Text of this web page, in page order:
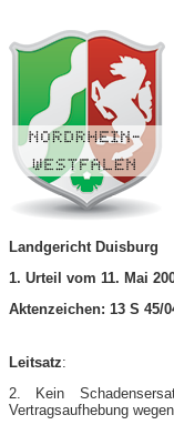
Landgericht Duisburg
1. Urteil vom 11. Mai
Aktenzeichen: 13 S 45/
Leitsatz:
2. Kein
Vertragsaufhebung